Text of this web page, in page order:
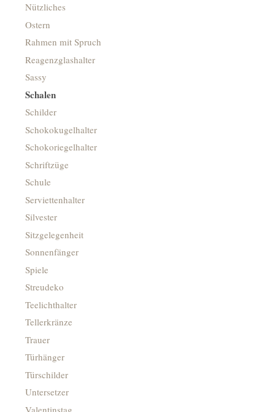
Nützliches
Ostern
Rahmen mit Spruch
Reagenzglashalter
Sassy
Schalen
Schilder
Schokokugelhalter
Schokoriegelhalter
Schriftzüge
Schule
Serviettenhalter
Silvester
Sitzgelegenheit
Sonnenfänger
Spiele
Streudeko
Teelichthalter
Tellerkränze
Trauer
Türhänger
Türschilder
Untersetzer
Valentinstag